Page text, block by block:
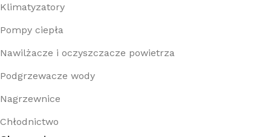
Klimatyzatory
Pompy ciepła
Nawilżacze i oczyszczacze powietrza
Podgrzewacze wody
Nagrzewnice
Chłodnictwo